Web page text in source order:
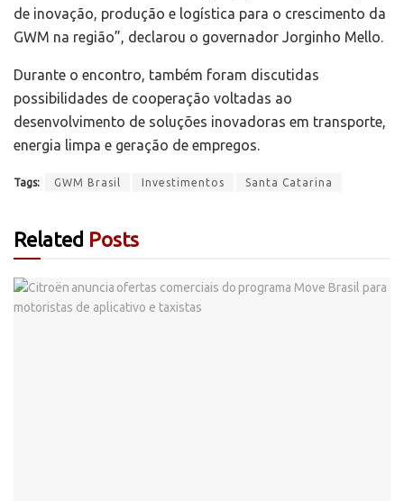
de inovação, produção e logística para o crescimento da
GWM na região”, declarou o governador Jorginho Mello.
Durante o encontro, também foram discutidas
possibilidades de cooperação voltadas ao
desenvolvimento de soluções inovadoras em transporte,
energia limpa e geração de empregos.
Tags: GWM Brasil Investimentos Santa Catarina
Related Posts